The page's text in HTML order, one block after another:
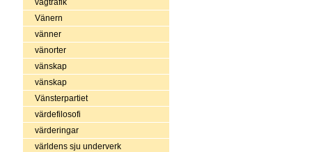
vägtrafik
Vänern
vänner
vänorter
vänskap
vänskap
Vänsterpartiet
värdefilosofi
värderingar
världens sju underverk